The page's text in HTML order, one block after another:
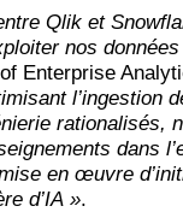
Qlik et
nos
Enterprise
l’ingestion
rationalisés,
dans
en œuvre
d’IA ».